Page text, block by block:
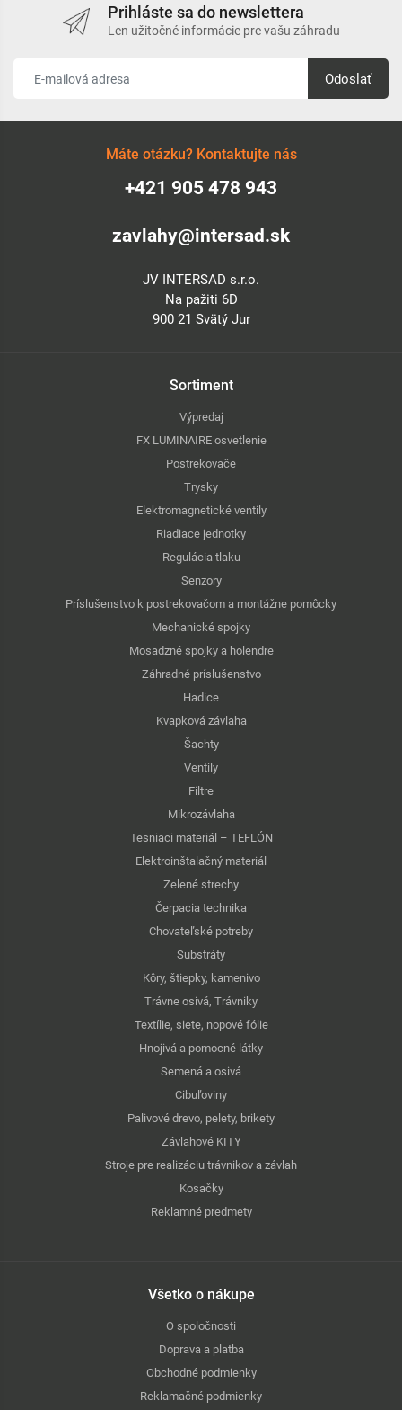
Prihláste sa do newslettera
Len užitočné informácie pre vašu záhradu
Odoslať
Máte otázku? Kontaktujte nás
+421 905 478 943
zavlahy@intersad.sk
JV INTERSAD s.r.o.
Na pažiti 6D
900 21 Svätý Jur
Sortiment
Výpredaj
FX LUMINAIRE osvetlenie
Postrekovače
Trysky
Elektromagnetické ventily
Riadiace jednotky
Regulácia tlaku
Senzory
Príslušenstvo k postrekovačom a montážne pomôcky
Mechanické spojky
Mosadzné spojky a holendre
Záhradné príslušenstvo
Hadice
Kvapková závlaha
Šachty
Ventily
Filtre
Mikrozávlaha
Tesniaci materiál – TEFLÓN
Elektroinštalačný materiál
Zelené strechy
Čerpacia technika
Chovateľské potreby
Substráty
Kôry, štiepky, kamenivo
Trávne osivá, Trávniky
Textílie, siete, nopové fólie
Hnojivá a pomocné látky
Semená a osivá
Cibuľoviny
Palivové drevo, pelety, brikety
Závlahové KITY
Stroje pre realizáciu trávnikov a závlah
Kosačky
Reklamné predmety
Všetko o nákupe
O spoločnosti
Doprava a platba
Obchodné podmienky
Reklamačné podmienky